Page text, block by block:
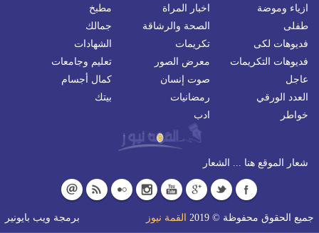
ازياء وموضة
اخبار المراة
مطبخ
طفلى
الصحة والرشاقة
جمالك
فديوهات لكى
تكريمات
الشهادات
فديوهات التكريمات
معرض الصور
تعليم وجامعات
عاجل
صوت إنسان
كمال أجسام
العدد الورقي
رمضانيات
بيتك
خواطر
ادب
شعار الموقع هنا ... الشعار
جميع الحقوق محفوظة © 2019 القمة نيوز برمجة ويب بايونير